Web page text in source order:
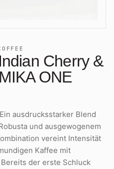
Cherry &
ONE
ausdrucksstarker Blend
und ausgewogenem
vereint Intensität
Kaffee mit
der erste Schluck